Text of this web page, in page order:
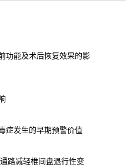
功能及术后恢复效果的影
症发生的早期预警价值
路减轻椎间盘退行性变